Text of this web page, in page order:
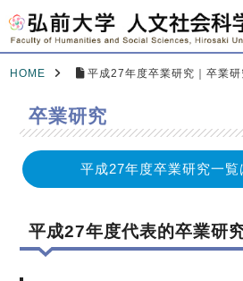
HOME 平成27年度卒業研究｜卒業
卒業研究
平成27年度卒業研究一覧
平成27年度代表的卒業研